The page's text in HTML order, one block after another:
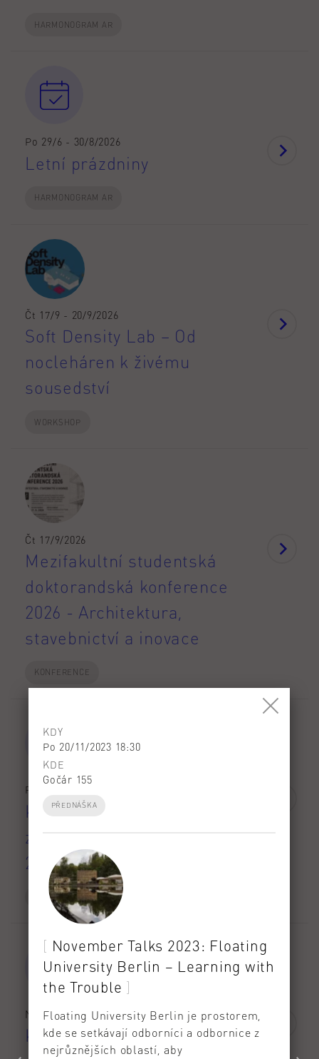
HARMONOGRAM AR
Po 29/6 - 30/8/2026
Letní prázdniny
HARMONOGRAM AR
Čt 17/9 - 20/9/2026
Soft Density Lab – Od
nocleháren k živému
sousedství
WORKSHOP
Čt 17/9/2026
Mezifakultní studentská
doktorandská konference
2026 - Architektura,
stavebnictví a inovace
KONFERENCE
Pá 18/9/2026
Konečný termín pro zkoušky
z předmětů zapsaných v LS
2025/26
HARMONOGRAM AR
Ne 20/9/2026
Konec akademického roku
KDY
Po 20/11/2023 18:30
KDE
Gočár 155
PŘEDNÁŠKA
November Talks 2023: Floating
University Berlin – Learning with
the Trouble
Floating University Berlin je prostorem,
kde se setkávají odborníci a odbornice z
nejrůznějších oblastí, aby